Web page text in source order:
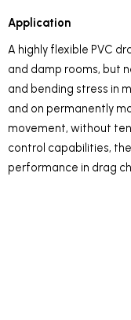
Application
A highly flexible PVC
and damp rooms, but
and bending stress in
and on permanently
movement, without
control capabilities,
performance in drag